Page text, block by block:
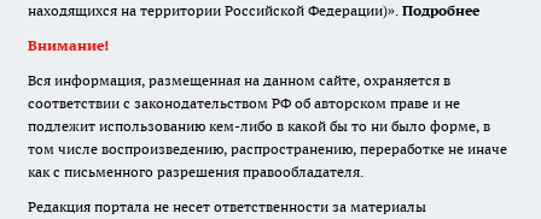
находящихся на территории Российской Федерации)». Подробнее
Внимание!
Вся информация, размещенная на данном сайте, охраняется в
соответствии с законодательством РФ об авторском праве и не
подлежит использованию кем-либо в какой бы то ни было форме, в
том числе воспроизведению, распространению, переработке не иначе
как с письменного разрешения правообладателя.
Редакция портала не несет ответственности за материалы